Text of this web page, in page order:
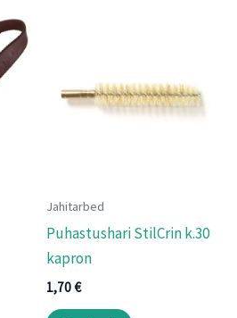
Jahitarbed
Puhastushari StilCrin k.30
kapron
1,70€